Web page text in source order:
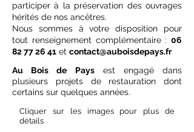
participer à la préservation des ouvrages
hérités de nos ancêtres.
Nous sommes à votre disposition pour
tout renseignement complémentaire : 06
82 77 26 41 et contact@auboisdepays.fr
Au Bois de Paysest engagé dans
plusieurs projets de restauration dont
certains sur quelques années.
Cliquer sur les images pour plus de
détails